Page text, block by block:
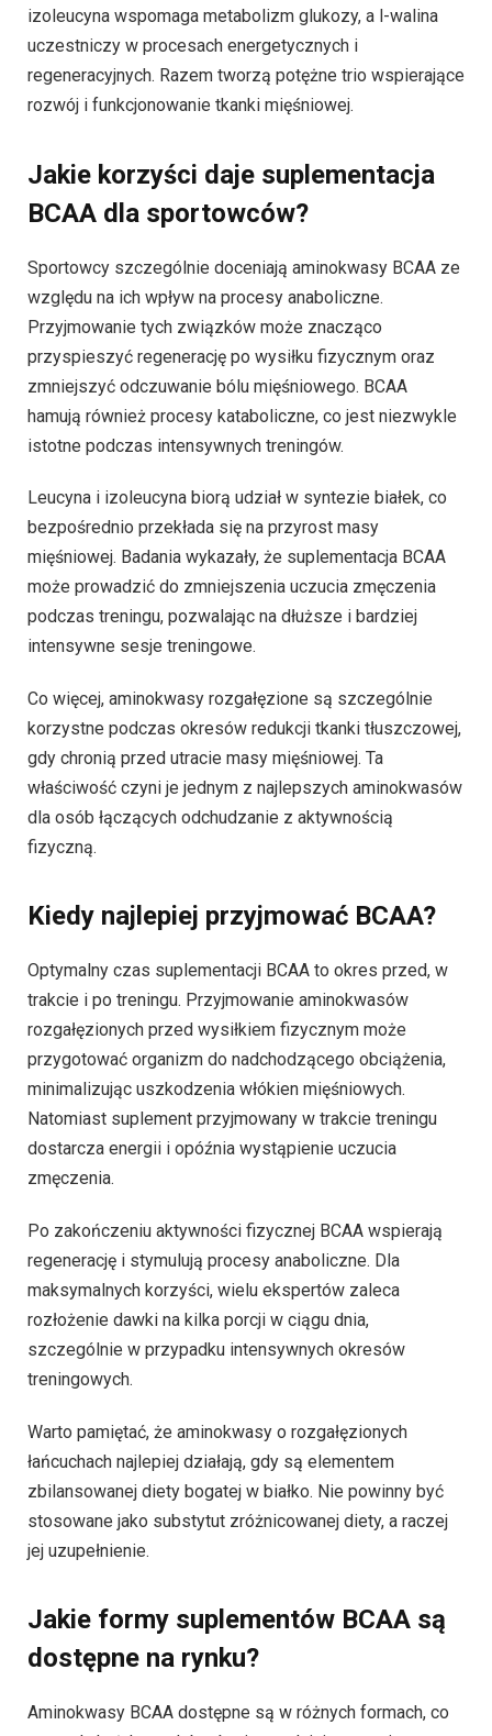
izoleucyna wspomaga metabolizm glukozy, a l-walina
uczestniczy w procesach energetycznych i
regeneracyjnych. Razem tworzą potężne trio wspierające
rozwój i funkcjonowanie tkanki mięśniowej.
Jakie korzyści daje suplementacja
BCAA dla sportowców?
Sportowcy szczególnie doceniają aminokwasy BCAA ze
względu na ich wpływ na procesy anaboliczne.
Przyjmowanie tych związków może znacząco
przyspieszyć regenerację po wysiłku fizycznym oraz
zmniejszyć odczuwanie bólu mięśniowego. BCAA
hamują również procesy kataboliczne, co jest niezwykle
istotne podczas intensywnych treningów.
Leucyna i izoleucyna biorą udział w syntezie białek, co
bezpośrednio przekłada się na przyrost masy
mięśniowej. Badania wykazały, że suplementacja BCAA
może prowadzić do zmniejszenia uczucia zmęczenia
podczas treningu, pozwalając na dłuższe i bardziej
intensywne sesje treningowe.
Co więcej, aminokwasy rozgałęzione są szczególnie
korzystne podczas okresów redukcji tkanki tłuszczowej,
gdy chronią przed utracie masy mięśniowej. Ta
właściwość czyni je jednym z najlepszych aminokwasów
dla osób łączących odchudzanie z aktywnością
fizyczną.
Kiedy najlepiej przyjmować BCAA?
Optymalny czas suplementacji BCAA to okres przed, w
trakcie i po treningu. Przyjmowanie aminokwasów
rozgałęzionych przed wysiłkiem fizycznym może
przygotować organizm do nadchodzącego obciążenia,
minimalizując uszkodzenia włókien mięśniowych.
Natomiast suplement przyjmowany w trakcie treningu
dostarcza energii i opóźnia wystąpienie uczucia
zmęczenia.
Po zakończeniu aktywności fizycznej BCAA wspierają
regenerację i stymulują procesy anaboliczne. Dla
maksymalnych korzyści, wielu ekspertów zaleca
rozłożenie dawki na kilka porcji w ciągu dnia,
szczególnie w przypadku intensywnych okresów
treningowych.
Warto pamiętać, że aminokwasy o rozgałęzionych
łańcuchach najlepiej działają, gdy są elementem
zbilansowanej diety bogatej w białko. Nie powinny być
stosowane jako substytut zróżnicowanej diety, a raczej
jej uzupełnienie.
Jakie formy suplementów BCAA są
dostępne na rynku?
Aminokwasy BCAA dostępne są w różnych formach, co